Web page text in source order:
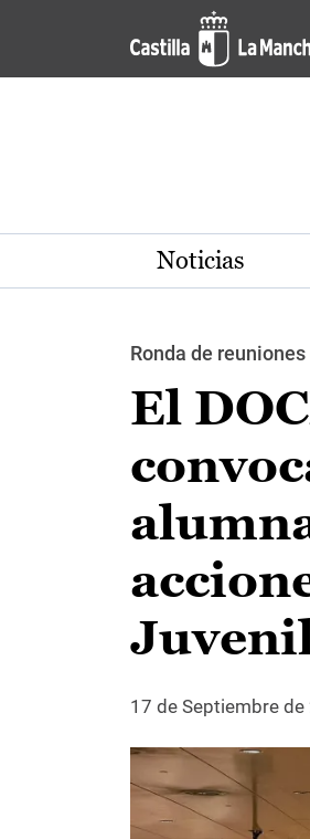
Pasar al contenido principal
Noticias
Ronda de
El
17 de Septiembre de